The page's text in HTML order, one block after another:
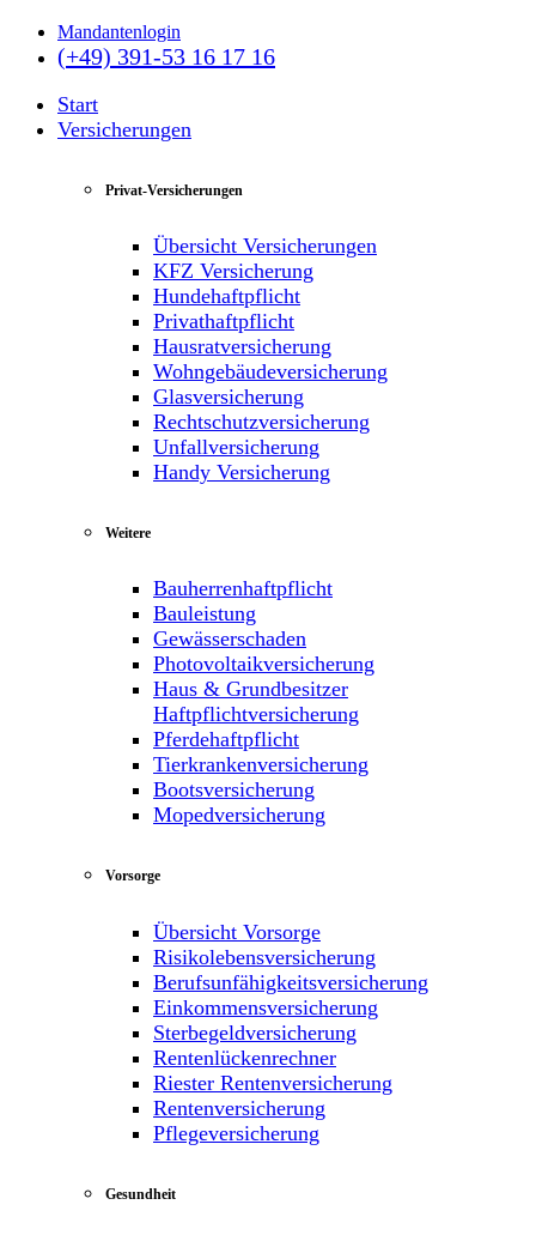
Mandantenlogin
(+49) 391-53 16 17 16
Start
Versicherungen
Privat-Versicherungen
Übersicht Versicherungen
KFZ Versicherung
Hundehaftpflicht
Privathaftpflicht
Hausratversicherung
Wohngebäudeversicherung
Glasversicherung
Rechtschutzversicherung
Unfallversicherung
Handy Versicherung
Weitere
Bauherrenhaftpflicht
Bauleistung
Gewässerschaden
Photovoltaikversicherung
Haus & Grundbesitzer
Haftpflichtversicherung
Pferdehaftpflicht
Tierkrankenversicherung
Bootsversicherung
Mopedversicherung
Vorsorge
Übersicht Vorsorge
Risikolebensversicherung
Berufsunfähigkeitsversicherung
Einkommensversicherung
Sterbegeldversicherung
Rentenlückenrechner
Riester Rentenversicherung
Rentenversicherung
Pflegeversicherung
Gesundheit